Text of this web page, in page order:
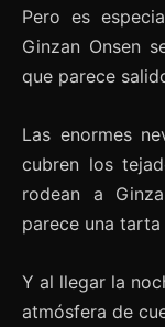
Pero es
Ginzan Onsen
que parece
Las enormes
cubren los
rodean a
parece una tarta
Y al llegar la
atmósfera de